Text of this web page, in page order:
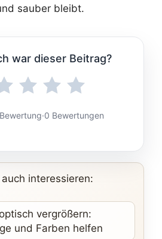
sauber bleibt.
war dieser Beitrag?
·0 Bewertungen
interessieren:
vergrößern:
und Farben helfen